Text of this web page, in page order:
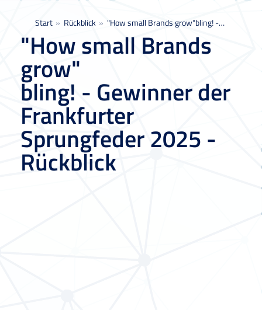
Sie befinden sich hier:
Start Rückblick "How small Brands grow"bling! -…
"How small Brands
grow"
bling! - Gewinner der
Frankfurter
Sprungfeder 2025 -
Rückblick